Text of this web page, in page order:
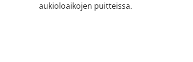
aukioloaikojen puitteissa.